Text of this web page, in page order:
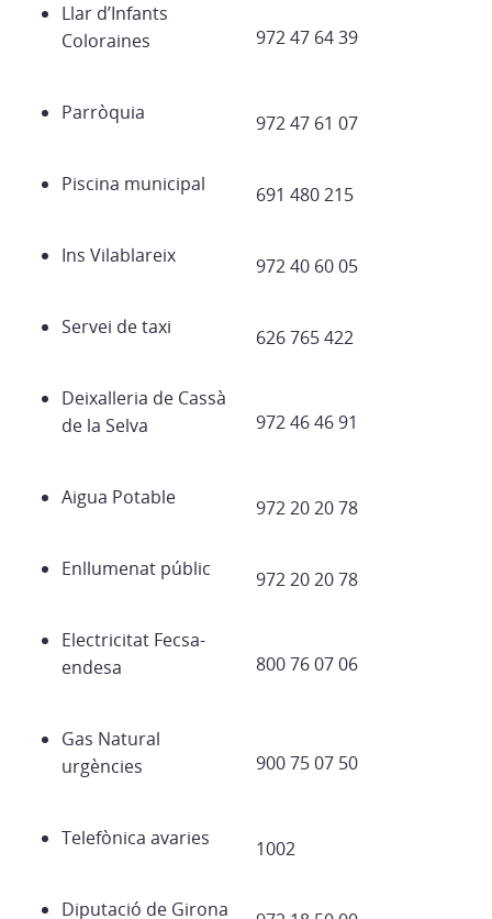
Llar d’Infants
Coloraines
972 47 64 39
Parròquia 972 47 61 07
Piscina municipal 691 480 215
Ins Vilablareix 972 40 60 05
Servei de taxi 626 765 422
Deixalleria de Cassà
de la Selva
972 46 46 91
Aigua Potable 972 20 20 78
Enllumenat públic 972 20 20 78
Electricitat Fecsa-
endesa
800 76 07 06
Gas Natural
urgències
900 75 07 50
Telefònica avaries 1002
Diputació de Girona